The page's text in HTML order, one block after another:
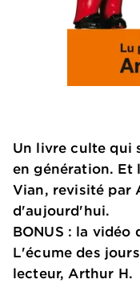
Un livre culte qui
en génération. Et
Vian, revisité par
d'aujourd'hui.
BONUS : la
L'écume des
lecteur, Arthur H.